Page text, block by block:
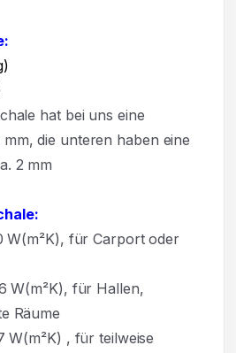
hat bei uns eine
die unteren haben eine
2 mm
W(m²K), für Carport oder
W(m²K), für Hallen,
Räume
W(m²K) , für teilweise